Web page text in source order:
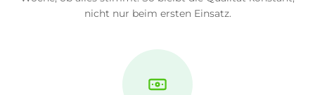
nicht nur beim ersten Einsatz.